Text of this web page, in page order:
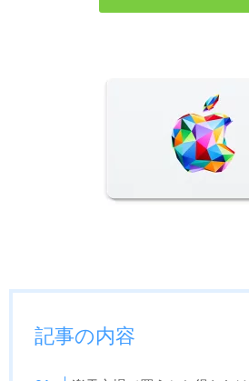
記事の内容